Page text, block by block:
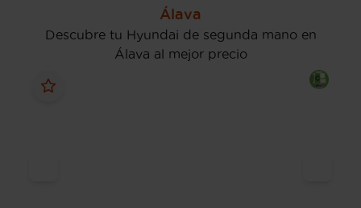
Álava
Descubre tu Hyundai de segunda mano en
Álava al mejor precio